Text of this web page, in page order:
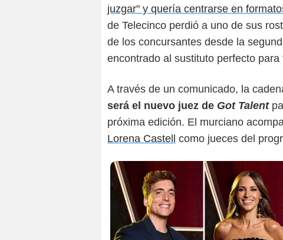
juzgar" y quería centrarse en
de Telecinco perdió a uno de sus
de los concursantes desde la
encontrado al sustituto perfecto
A través de un comunicado, la
será el nuevo juez de Got Talent
próxima edición. El murciano
Lorena Castell
como jueces del